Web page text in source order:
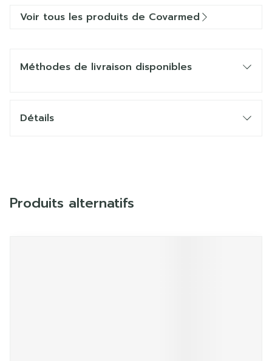
Voir tous les produits de Covarmed
Méthodes de livraison disponibles
Détails
Produits alternatifs